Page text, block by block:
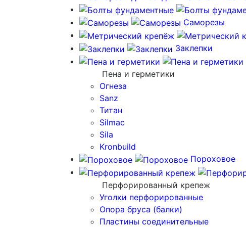
Саморезы
Заклепки
Пена и герметики
Огнеза
Sanz
Титан
Silmac
Sila
Kronbuild
Пороховое
Перфорированный крепеж
Уголки перфорированные
Опора бруса (балки)
Пластины соединительные